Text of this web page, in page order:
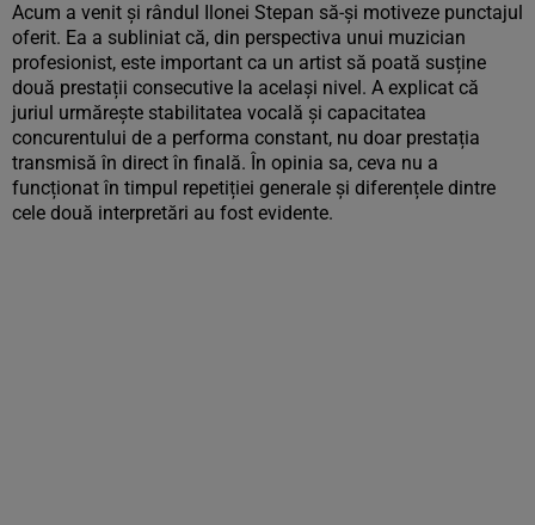
Acum a venit și rândul Ilonei Stepan să-și motiveze punctajul
oferit. Ea a subliniat că, din perspectiva unui muzician
profesionist, este important ca un artist să poată susține
două prestații consecutive la același nivel. A explicat că
juriul urmărește stabilitatea vocală și capacitatea
concurentului de a performa constant, nu doar prestația
transmisă în direct în finală. În opinia sa, ceva nu a
funcționat în timpul repetiției generale și diferențele dintre
cele două interpretări au fost evidente.